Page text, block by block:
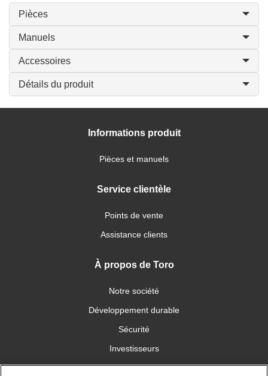
Pièces
Manuels
Accessoires
Détails du produit
Informations produit
Pièces et manuels
Service clientèle
Points de vente
Assistance clients
À propos de Toro
Notre société
Développement durable
Sécurité
Investisseurs
Carrières